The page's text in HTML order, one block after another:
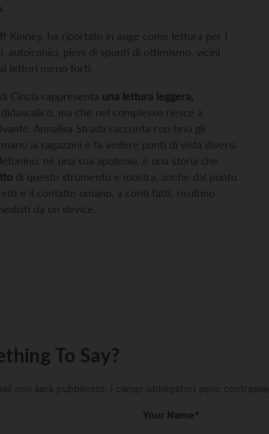
Kinney, ha riportato in auge come lettura per i
autoironici, pieni di spunti di ottimismo, vicini
lettori meno forti.
Cinzia rappresenta una lettura leggera,
ma che nel complesso riesce a
Annalisa Strada racconta con brio gli
ai ragazzini e fa vedere punti di vista diversi
né una sua apoteosi, è una storia che
di questo strumento e mostra, anche dal punto
e il contatto umano, a conti fatti, risultino
da un device.
To Say?
non sarà pubblicato. I campi obbligatori sono
Your Name*